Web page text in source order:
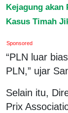
Kejagung
Kasus Timah
Sponsored
“PLN luar
PLN,” ujar
Selain itu,
Prix